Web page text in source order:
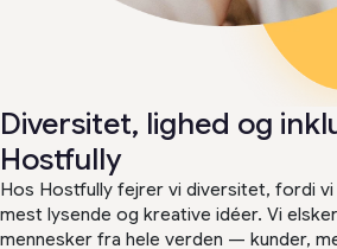
Diversitet, lighed og
Hostfully
Hos Hostfully fejrer vi diversitet, fordi
mest lysende og kreative idéer. Vi
mennesker fra hele verden — kunder,